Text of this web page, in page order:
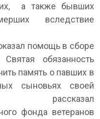
а также бывших
вследствие
помощь в сборе
обязанность
память о павших в
сыновьях своей
фонда ветеранов